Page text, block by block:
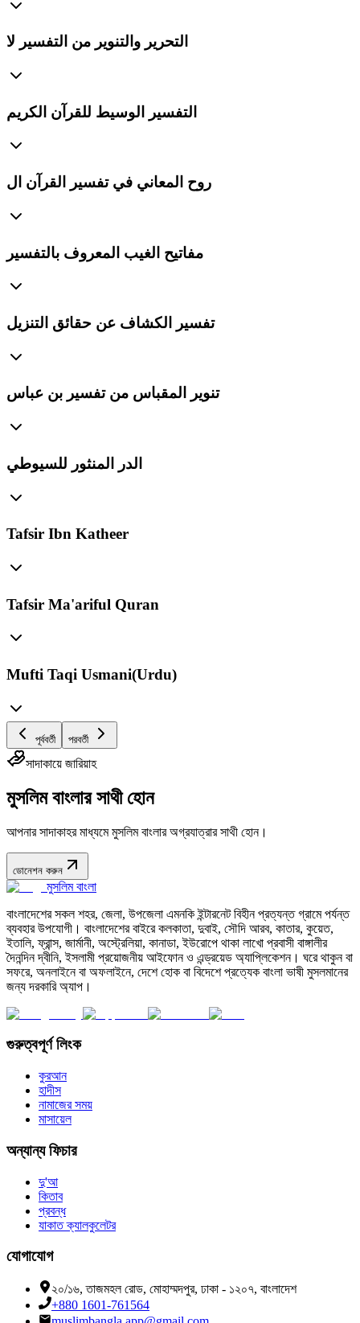
التحرير والتنوير من التفسير لا
التفسير الوسيط للقرآن الكريم
روح المعاني في تفسير القرآن ال
مفاتيح الغيب المعروف بالتفسير
تفسير الكشاف عن حقائق التنزيل
تنوير المقباس من تفسير بن عباس
الدر المنثور للسيوطي
Tafsir Ibn Katheer
Tafsir Ma'ariful Quran
Mufti Taqi Usmani(Urdu)
পূর্ববর্তী পরবর্তী
সাদাকায়ে জারিয়াহ
মুসলিম বাংলার সাথী হোন
আপনার সাদাকাহর মাধ্যমে মুসলিম বাংলার অগ্রযাত্রার সাথী হোন।
ডোনেশন করুন
মুসলিম বাংলা
বাংলাদেশের সকল শহর, জেলা, উপজেলা এমনকি ইন্টারনেট বিহীন প্রত্যন্ত গ্রামে পর্যন্ত
ব্যবহার উপযোগী। বাংলাদেশের বাইরে কলকাতা, দুবাই, সৌদি আরব, কাতার, কুয়েত,
ইতালি, ফ্রান্স, জার্মানী, অস্ট্রেলিয়া, কানাডা, ইউরোপে থাকা লাখো প্রবাসী বাঙ্গালীর
দৈনন্দিন দ্বীনি, ইসলামী প্রয়োজনীয় আইফোন ও এন্ড্রয়েড অ্যাপ্লিকেশন। ঘরে থাকুন বা
সফরে, অনলাইনে বা অফলাইনে, দেশে হোক বা বিদেশে প্রত্যেক বাংলা ভাষী মুসলমানের
জন্য দরকারি অ্যাপ।
গুরুত্বপূর্ণ লিংক
কুরআন
হাদীস
নামাজের সময়
মাসায়েল
অন্যান্য ফিচার
দু'আ
কিতাব
প্রবন্ধ
যাকাত ক্যালকুলেটর
যোগাযোগ
২০/১৬, তাজমহল রোড, মোহাম্মদপুর, ঢাকা - ১২০৭, বাংলাদেশ
+880 1601-761564